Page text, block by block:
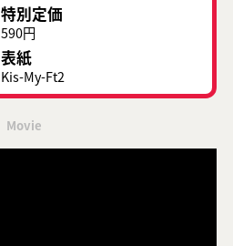
特別定価
590円
表紙
Kis-My-Ft2
Movie